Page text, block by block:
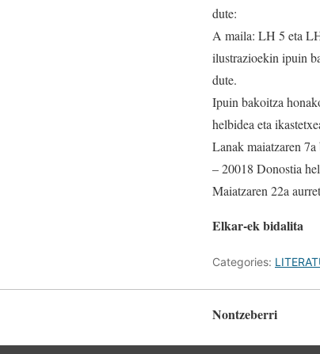
dute:
A maila: LH 5 eta
ilustrazioekin ipuin
dute.
Ipuin bakoitza
helbidea eta
Lanak maiatzaren
– 20018 Donostia
Maiatzaren 22a
Elkar-ek bidalita
Categories:
Nontzeberri